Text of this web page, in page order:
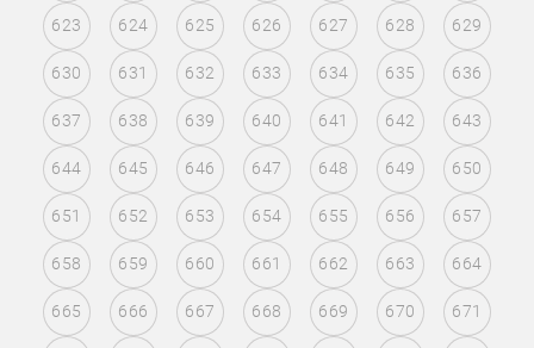
623 624 625 626 627 628 629
630 631 632 633 634 635 636
637 638 639 640 641 642 643
644 645 646 647 648 649 650
651 652 653 654 655 656 657
658 659 660 661 662 663 664
665 666 667 668 669 670 671